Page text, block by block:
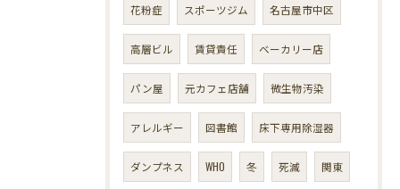
花粉症 スポーツジム 名古屋市中区
高層ビル 賃貸責任 ベーカリー店
パン屋 元カフェ店舗 微生物汚染
アレルギー 図書館 床下専用除湿器
ダンプネス WHO 冬 死滅 関東